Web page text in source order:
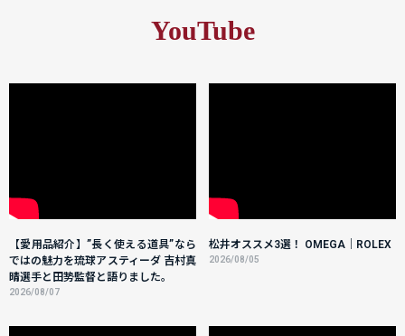
YouTube
【愛用品紹介】”長く使える道具”なら
ではの魅力を琉球アスティーダ 吉村真
晴選手と田㔟監督と語りました。
2026/08/07
松井オススメ3選！ OMEGA｜ROLEX
2026/08/05